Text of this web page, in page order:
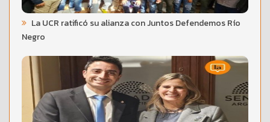
La UCR ratificó su alianza con Juntos Defendemos Río
Negro